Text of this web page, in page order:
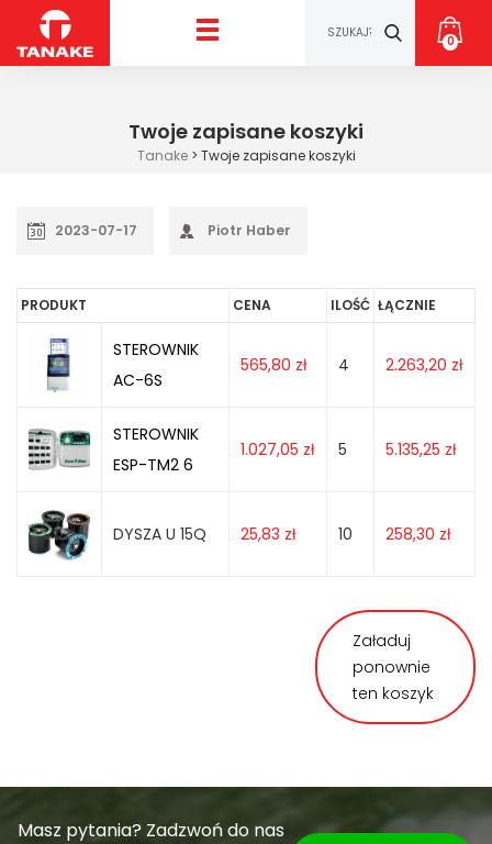
0
Twoje zapisane koszyki
Tanake> Twoje zapisane koszyki
2023-07-17 Piotr Haber
PRODUKT CENA ILOŚĆ ŁĄCZNIE
STEROWNIK
AC-6S
565,80 zł 4 2.263,20 zł
STEROWNIK
ESP-TM2 6
1.027,05 zł 5 5.135,25 zł
DYSZA U 15Q 25,83 zł 10 258,30 zł
Załaduj
ponownie
ten koszyk
Masz pytania? Zadzwoń do nas